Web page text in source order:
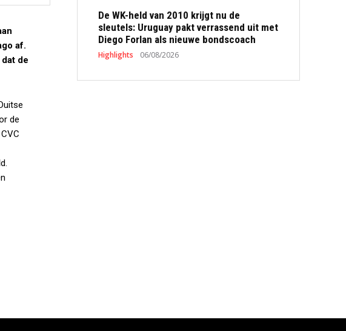
af.
de
de
De WK-held van 2010 krijgt nu de
sleutels: Uruguay pakt verrassend uit met
Diego Forlan als nieuwe bondscoach
Highlights 06/08/2026